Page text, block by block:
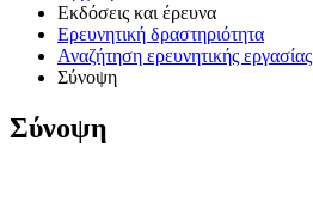
Εκδόσεις και έρευνα
Ερευνητική δραστηριότητα
Αναζήτηση ερευνητικής εργασίας
Σύνοψη
Σύνοψη